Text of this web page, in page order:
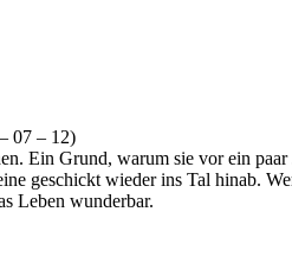
07 – 12)
Ein Grund, warum sie vor ein
geschickt wieder ins Tal hinab.
Leben wunderbar.